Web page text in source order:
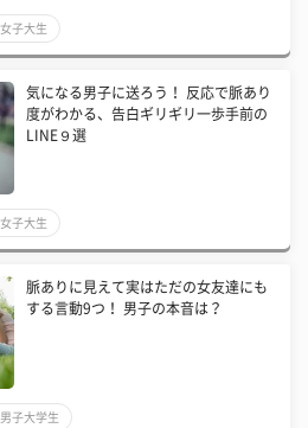
子大生
気になる男子に送ろう！ 反応で脈あり
度がわかる、告白ギリギリ一歩手前の
LINE９選
子大生
脈ありに見えて実はただの女友達にも
する言動9つ！ 男子の本音は？
子大学生